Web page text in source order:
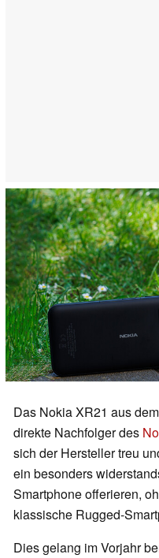
Das Nokia XR21 aus
direkte Nachfolger des
sich der Hersteller treu
ein besonders
Smartphone offerieren,
klassische Rugged-
Dies gelang im Vorjahr